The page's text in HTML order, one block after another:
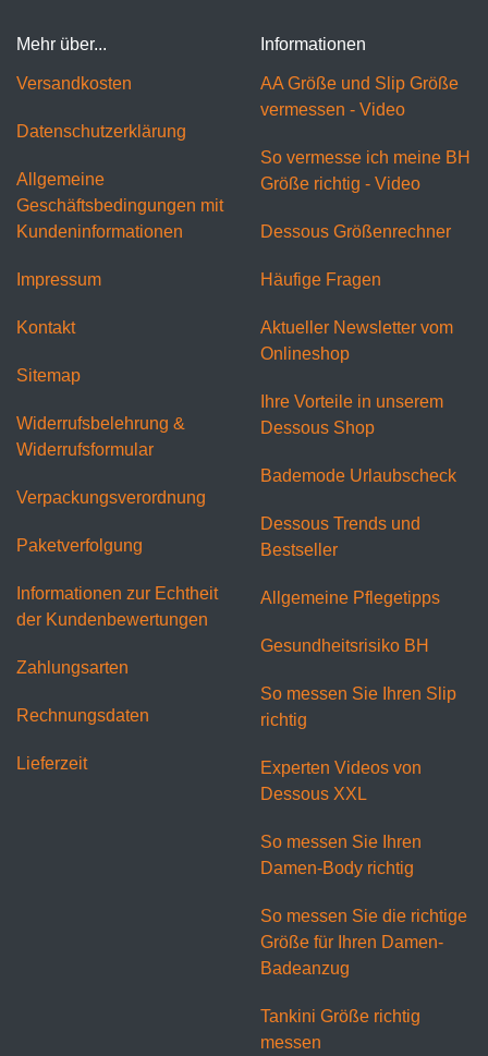
Mehr über...
Versandkosten
Datenschutzerklärung
Allgemeine
Geschäftsbedingungen mit
Kundeninformationen
Impressum
Kontakt
Sitemap
Widerrufsbelehrung &
Widerrufsformular
Verpackungsverordnung
Paketverfolgung
Informationen zur Echtheit
der Kundenbewertungen
Zahlungsarten
Rechnungsdaten
Lieferzeit
Informationen
AA Größe und Slip Größe
vermessen - Video
So vermesse ich meine BH
Größe richtig - Video
Dessous Größenrechner
Häufige Fragen
Aktueller Newsletter vom
Onlineshop
Ihre Vorteile in unserem
Dessous Shop
Bademode Urlaubscheck
Dessous Trends und
Bestseller
Allgemeine Pflegetipps
Gesundheitsrisiko BH
So messen Sie Ihren Slip
richtig
Experten Videos von
Dessous XXL
So messen Sie Ihren
Damen-Body richtig
So messen Sie die richtige
Größe für Ihren Damen-
Badeanzug
Tankini Größe richtig
messen